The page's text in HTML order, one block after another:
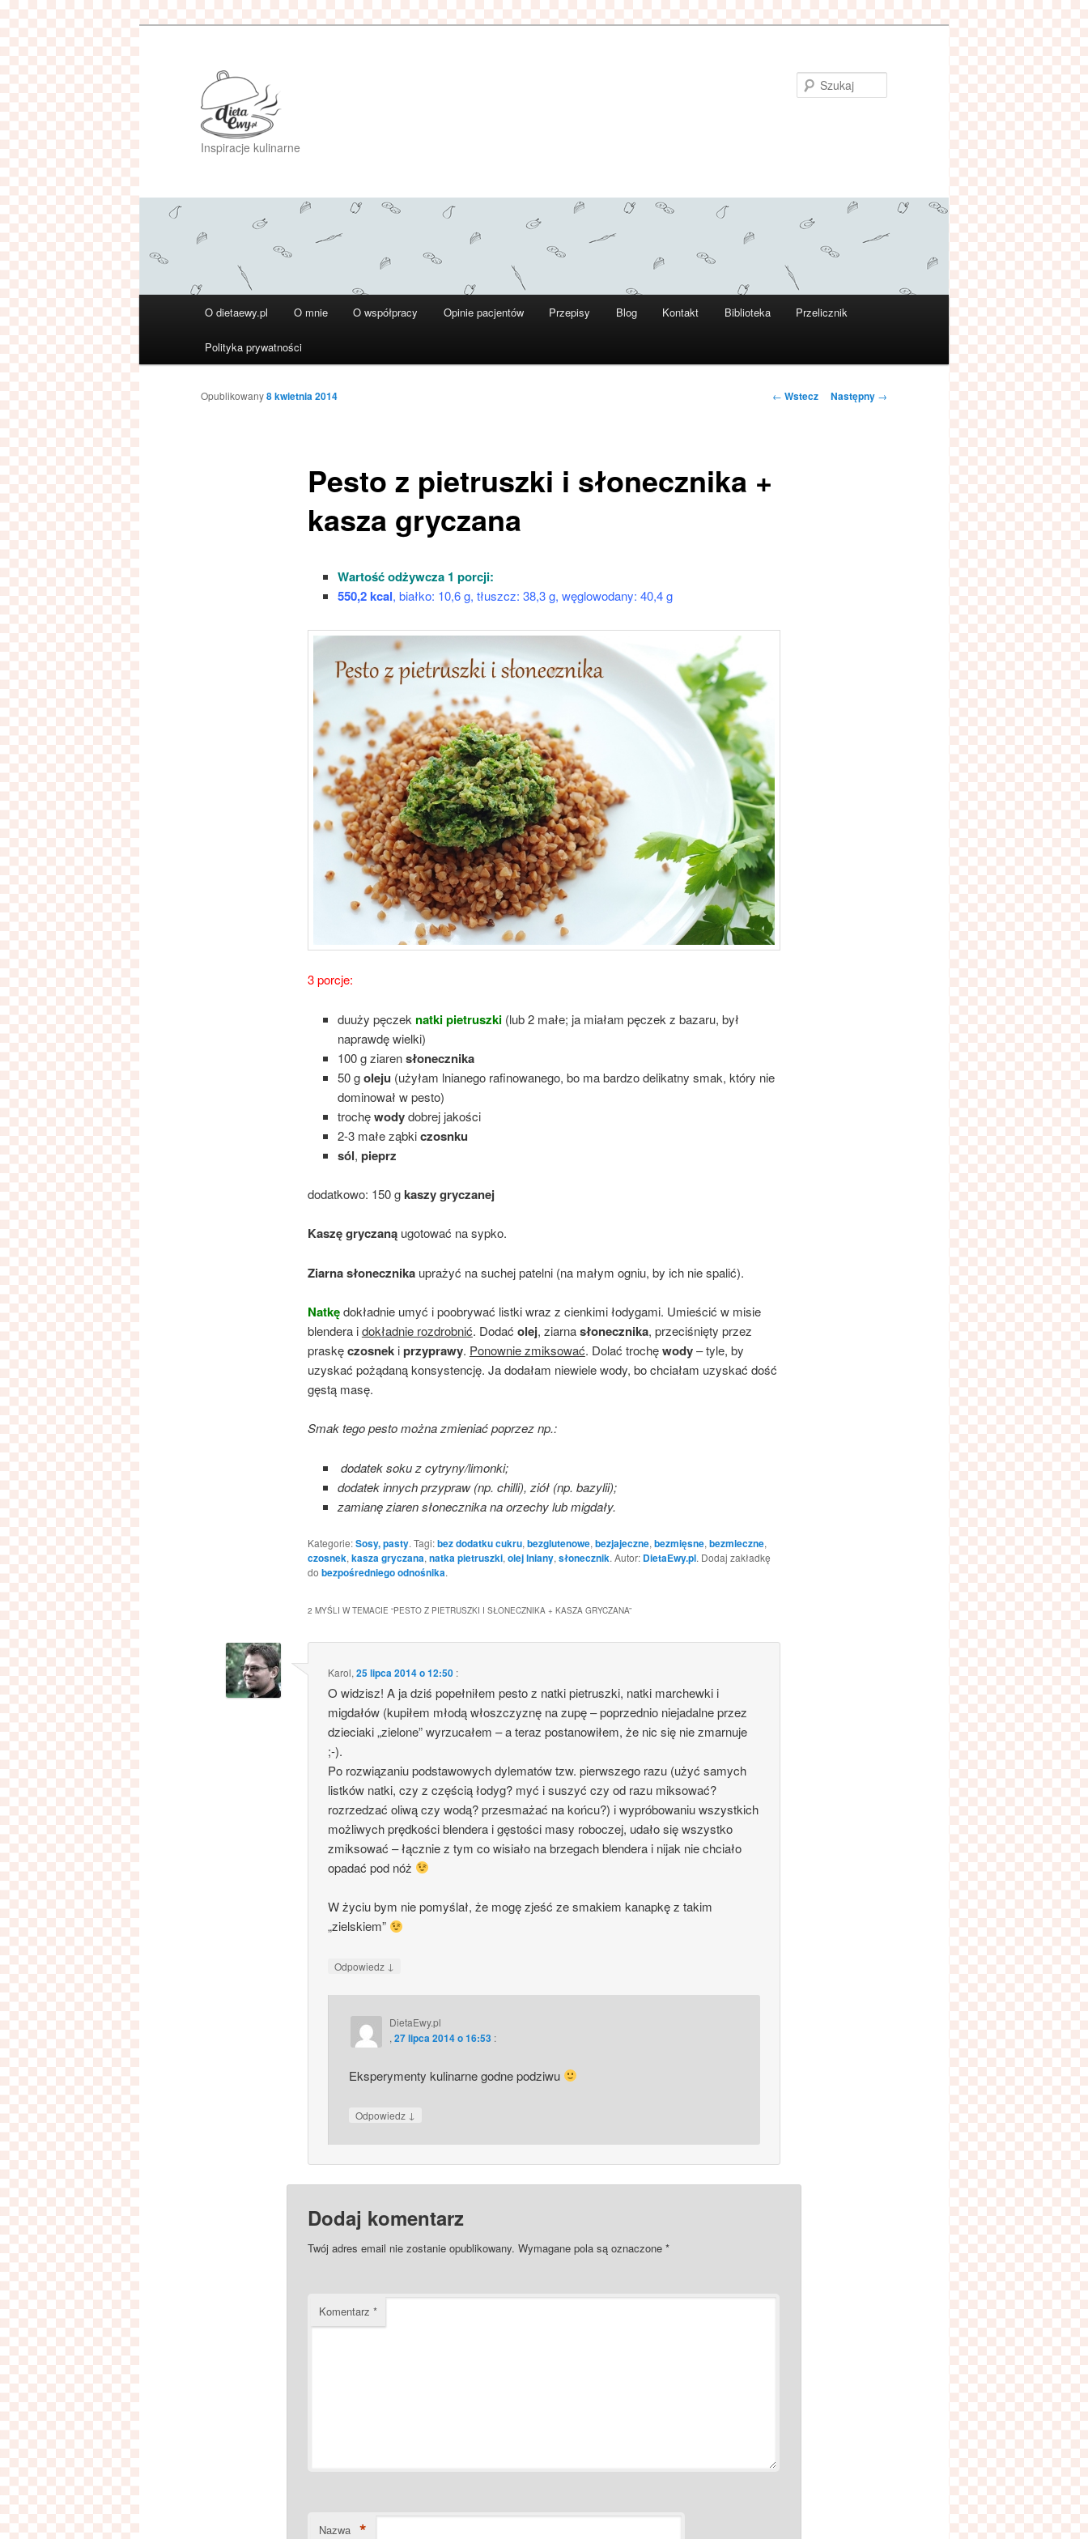
Przeskocz
do
tekstu
Inspiracje kulinarne
O dietaewy.pl O mnie O współpracy Opinie pacjentów Przepisy Blog Kontakt Biblioteka Przelicznik
Polityka prywatności
Zobacz
← Wstecz Następny →
Pesto z pietruszki i słonecznika +
kasza gryczana
Opublikowany8 kwietnia 2014
Wartość odżywcza 1 porcji:
550,2 kcal, białko: 10,6 g, tłuszcz: 38,3 g, węglowodany: 40,4 g
3 porcje:
duuży pęczek natki pietruszki (lub 2 małe; ja miałam pęczek z bazaru, był
naprawdę wielki)
100 g ziarensłonecznika
50 goleju (użyłam lnianego rafinowanego, bo ma bardzo delikatny smak, który nie
dominował w pesto)
trochęwodydobrej jakości
2-3 małe ząbkiczosnku
sól, pieprz
dodatkowo: 150 gkaszy gryczanej
Kaszę gryczanąugotować na sypko.
Ziarna słonecznikauprażyć na suchej patelni (na małym ogniu, by ich nie spalić).
Natkędokładnie umyć i poobrywać listki wraz z cienkimi łodygami. Umieścić w misie
blendera idokładnie rozdrobnić. Dodać olej, ziarnasłonecznika, przeciśnięty przez
praskęczosnekiprzyprawy. Ponownie zmiksować. Dolać trochęwody– tyle, by
uzyskać pożądaną konsystencję. Ja dodałam niewiele wody, bo chciałam uzyskać dość
gęstą masę.
Smak tego pesto można zmieniać poprzez np.:
dodatek soku z cytryny/limonki;
dodatek innych przypraw (np. chilli), ziół (np. bazylii);
zamianę ziaren słonecznika na orzechy lub migdały.
Kategorie:Sosy, pasty. Tagi:bez dodatku cukru, bezglutenowe, bezjajeczne, bezmięsne, bezmleczne,
czosnek, kasza gryczana, natka pietruszki, olej lniany, słonecznik. Autor: DietaEwy.pl. Dodaj zakładkę
do bezpośredniego odnośnika.
2 MYŚLI W TEMACIE “PESTO Z PIETRUSZKI I SŁONECZNIKA + KASZA GRYCZANA”
Karol,25 lipca 2014 o 12:50 :
O widzisz! A ja dziś popełniłem pesto z natki pietruszki, natki marchewki i
migdałów (kupiłem młodą włoszczyznę na zupę – poprzednio niejadalne przez
dzieciaki „zielone” wyrzucałem – a teraz postanowiłem, że nic się nie zmarnuje
;-).
Po rozwiązaniu podstawowych dylematów tzw. pierwszego razu (użyć samych
listków natki, czy z częścią łodyg? myć i suszyć czy od razu miksować?
rozrzedzać oliwą czy wodą? przesmażać na końcu?) i wypróbowaniu wszystkich
możliwych prędkości blendera i gęstości masy roboczej, udało się wszystko
zmiksować – łącznie z tym co wisiało na brzegach blendera i nijak nie chciało
opadać pod nóż
W życiu bym nie pomyślał, że mogę zjeść ze smakiem kanapkę z takim
„zielskiem”
Odpowiedz ↓
DietaEwy.pl
, 27 lipca 2014 o 16:53 :
Eksperymenty kulinarne godne podziwu
Odpowiedz ↓
Dodaj komentarz
Twój adres email nie zostanie opublikowany. Wymagane pola są oznaczone *
Komentarz *
Nazwa *